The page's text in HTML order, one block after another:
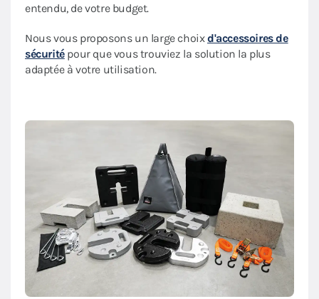
entendu, de votre budget.
Nous vous proposons un large choixd'accessoires de
sécuritépour que vous trouviez la solution la plus
adaptée à votre utilisation.